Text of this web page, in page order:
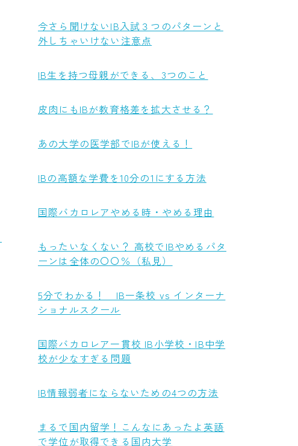
今さら聞けないIB入試３つのパターンと
外しちゃいけない注意点
IB生を持つ母親ができる、3つのこと
皮肉にもIBが教育格差を拡大させる？
あの大学の医学部でIBが使える！
IBの高額な学費を10分の1にする方法
国際バカロレアやめる時・やめる理由
もったいなくない？ 高校でIBやめるパタ
ーンは全体の〇〇％（私見）
5分でわかる！ IB一条校 vs インターナ
ショナルスクール
国際バカロレア一貫校 IB小学校・IB中学
校が少なすぎる問題
IB情報弱者にならないための4つの方法
まるで国内留学！こんなにあったよ英語
で学位が取得できる国内大学